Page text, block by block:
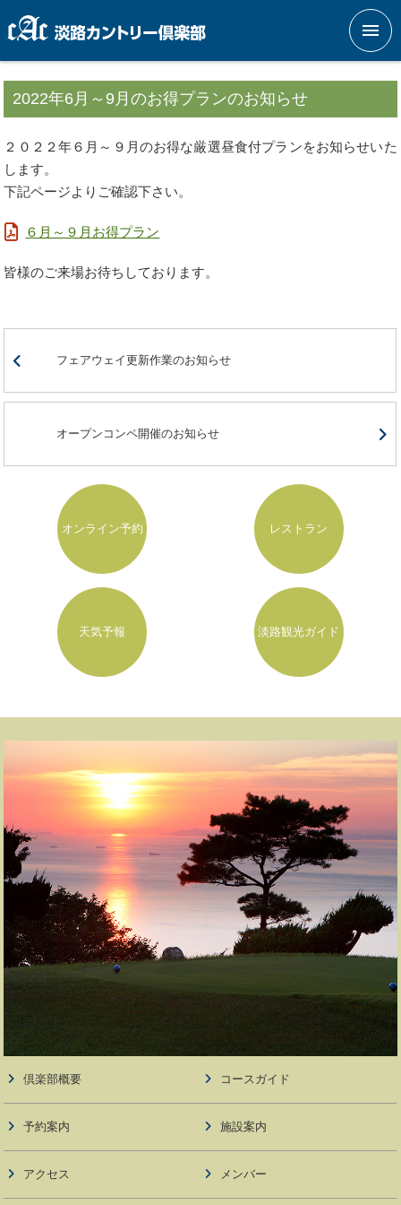
メニ
2022年6月～9月のお得プランのお知らせ
２０２２年６月～９月のお得な厳選昼食付プランをお知らせいた
します。
下記ページよりご確認下さい。
６月～９月お得プラン
皆様のご来場お待ちしております。
フェアウェイ更新作業のお知らせ
オープンコンペ開催のお知らせ
オンライン予約 レストラン
天気予報 淡路観光ガイド
倶楽部概要 コースガイド
予約案内 施設案内
アクセス メンバー